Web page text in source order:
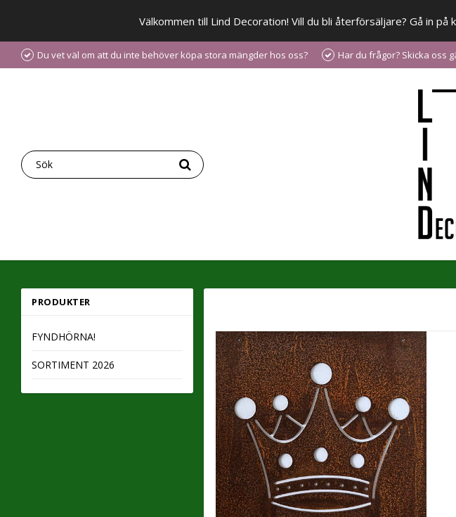
Välkommen till Lind Decoration! Vill du bli återförsäljare? Gå in
Du vet väl om att du inte behöver köpa stora mängder hos oss? Har du frågor? Skicka oss
PRODUKTER
FYNDHÖRNA!
SORTIMENT 2026